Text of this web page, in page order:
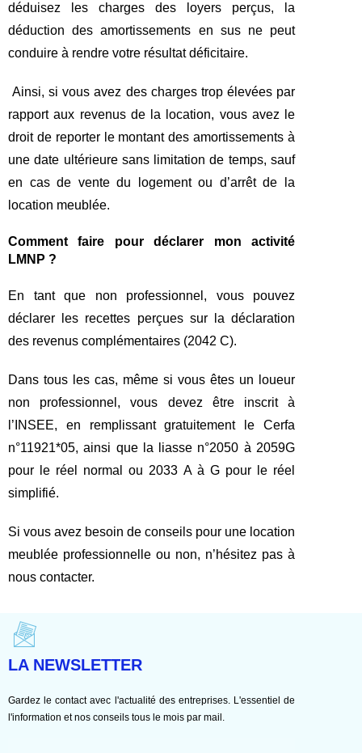
déduisez les charges des loyers perçus, la
déduction des amortissements en sus ne peut
conduire à rendre votre résultat déficitaire.
Ainsi, si vous avez des charges trop élevées par
rapport aux revenus de la location, vous avez le
droit de reporter le montant des amortissements à
une date ultérieure sans limitation de temps, sauf
en cas de vente du logement ou d’arrêt de la
location meublée.
Comment faire pour déclarer mon activité
LMNP ?
En tant que non professionnel, vous pouvez
déclarer les recettes perçues sur la déclaration
des revenus complémentaires (2042 C).
Dans tous les cas, même si vous êtes un loueur
non professionnel, vous devez être inscrit à
l’INSEE, en remplissant gratuitement le Cerfa
n°11921*05, ainsi que la liasse n°2050 à 2059G
pour le réel normal ou 2033 A à G pour le réel
simplifié.
Si vous avez besoin de conseils pour une location
meublée professionnelle ou non, n’hésitez pas à
nous contacter.
LA NEWSLETTER
Gardez le contact avec l'actualité des entreprises. L'essentiel de
l'information et nos conseils tous le mois par mail.